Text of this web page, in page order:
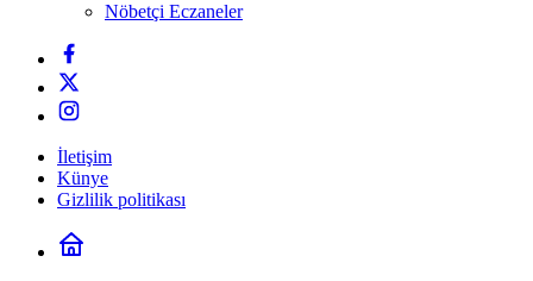
Nöbetçi Eczaneler
İletişim
Künye
Gizlilik politikası